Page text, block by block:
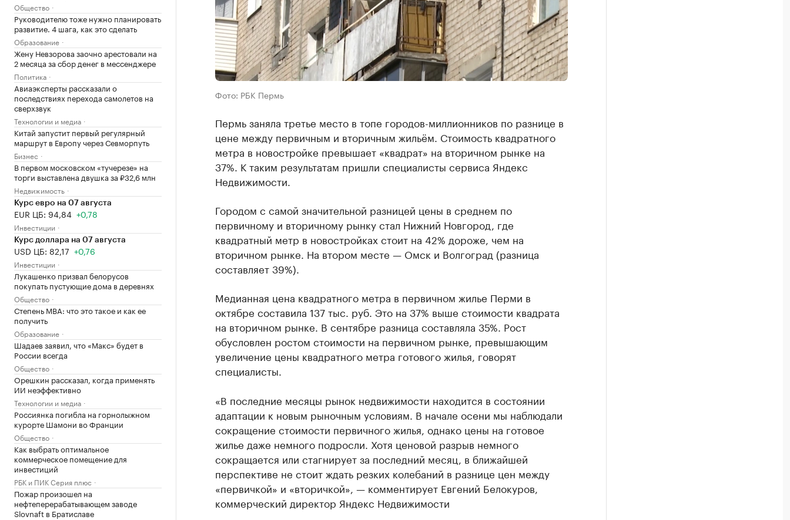
Общество
Руководителю тоже нужно планировать
развитие. 4 шага, как это сделать
Образование
Жену Невзорова заочно арестовали на
2 месяца за сбор денег в мессенджере
Политика
Авиаэксперты рассказали о
последствиях перехода самолетов на
сверхзвук
Технологии и медиа
Китай запустит первый регулярный
маршрут в Европу через Севморпуть
Бизнес
В первом московском «тучерезе» на
торги выставлена двушка за ₽32,6 млн
Недвижимость
Курс евро на 07 августа
EUR ЦБ: 94,84 +0,78
Инвестиции
Курс доллара на 07 августа
USD ЦБ: 82,17 +0,76
Инвестиции
Лукашенко призвал белорусов
покупать пустующие дома в деревнях
Общество
Степень MBA: что это такое и как ее
получить
Образование
Шадаев заявил, что «Макс» будет в
России всегда
Общество
Орешкин рассказал, когда применять
ИИ неэффективно
Технологии и медиа
Россиянка погибла на горнолыжном
курорте Шамони во Франции
Общество
Как выбрать оптимальное
коммерческое помещение для
инвестиций
РБК и ПИК Серия плюс
Пожар произошел на
нефтеперерабатывающем заводе
Slovnaft в Братиславе
Фото: РБК Пермь
Пермь заняла третье место в топе городов-миллионников по разнице в
цене между первичным и вторичным жильём. Стоимость квадратного
метра в новостройке превышает «квадрат» на вторичном рынке на
37%. К таким результатам пришли специалисты сервиса Яндекс
Недвижимости.
Городом с самой значительной разницей цены в среднем по
первичному и вторичному рынку стал Нижний Новгород, где
квадратный метр в новостройках стоит на 42% дороже, чем на
вторичном рынке. На втором месте — Омск и Волгоград (разница
составляет 39%).
Медианная цена квадратного метра в первичном жилье Перми в
октябре составила 137 тыс. руб. Это на 37% выше стоимости квадрата
на вторичном рынке. В сентябре разница составляла 35%. Рост
обусловлен ростом стоимости на первичном рынке, превышающим
увеличение цены квадратного метра готового жилья, говорят
специалисты.
«В последние месяцы рынок недвижимости находится в состоянии
адаптации к новым рыночным условиям. В начале осени мы наблюдали
сокращение стоимости первичного жилья, однако цены на готовое
жилье даже немного подросли. Хотя ценовой разрыв немного
сокращается или стагнирует за последний месяц, в ближайшей
перспективе не стоит ждать резких колебаний в разнице цен между
«первичкой» и «вторичкой», — комментирует Евгений Белокуров,
коммерческий директор Яндекс Недвижимости